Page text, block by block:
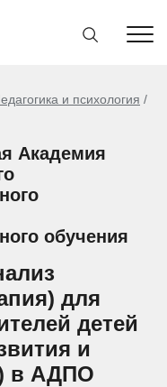
и психология
Академия
обучения
для
детей
и
в АДПО